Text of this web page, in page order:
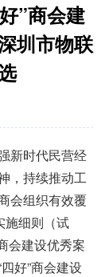
”商会建
圳市物联
新时代民营经
，持续推动工
会组织有效覆
施细则（试
会建设优秀案
好”商会建设